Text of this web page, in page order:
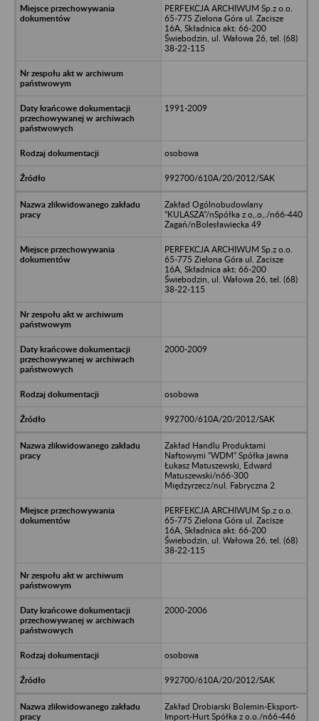
PERFEKCJA ARCHIWUM Sp.z o.o.
65-775 Zielona Góra ul. Zacisze
16A, Składnica akt: 66-200
Świebodzin, ul. Wałowa 26, tel. (68)
38-22-115
1991-2009
osobowa
992700/610A/20/2012/SAK
Zakład Ogólnobudowlany
"KULASZA"/nSpółka z o,.o,./n66-440
Żagań/nBolesławiecka 49
PERFEKCJA ARCHIWUM Sp.z o.o.
65-775 Zielona Góra ul. Zacisze
16A, Składnica akt: 66-200
Świebodzin, ul. Wałowa 26, tel. (68)
38-22-115
2000-2009
osobowa
992700/610A/20/2012/SAK
Zakład Handlu Produktami
Naftowymi "WDM" Spółka jawna
Łukasz Matuszewski, Edward
Matuszewski/n66-300
Międzyrzecz/nul. Fabryczna 2
PERFEKCJA ARCHIWUM Sp.z o.o.
65-775 Zielona Góra ul. Zacisze
16A, Składnica akt: 66-200
Świebodzin, ul. Wałowa 26, tel. (68)
38-22-115
2000-2006
osobowa
992700/610A/20/2012/SAK
Zakład Drobiarski Bolemin-Eksport-
Import-Hurt Spółka z o.o./n66-446